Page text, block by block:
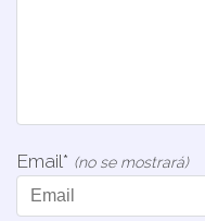
Email* (no se mostrará)